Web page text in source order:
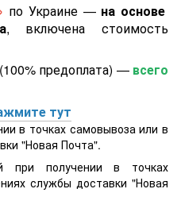
по Украине — на основе
, включена стоимость
предоплата) — всего
тут
в точках самовывоза или в
"Новая Почта".
при получении в точках
службы доставки "Новая